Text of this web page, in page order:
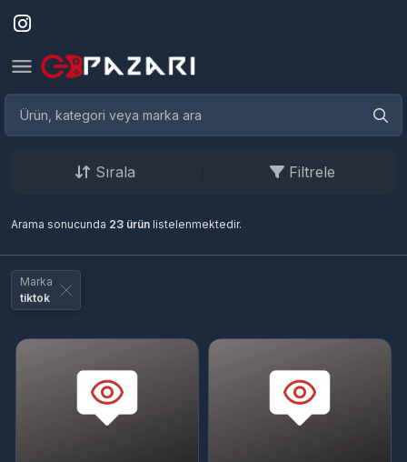
Sırala Filtrele
Arama sonucunda 23 ürün listelenmektedir.
Marka
tiktok